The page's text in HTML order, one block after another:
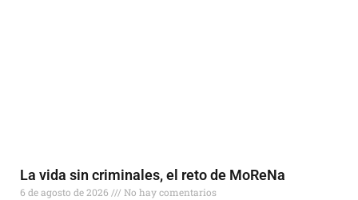
La vida sin criminales, el reto de MoReNa
6 de agosto de 2026 No hay comentarios